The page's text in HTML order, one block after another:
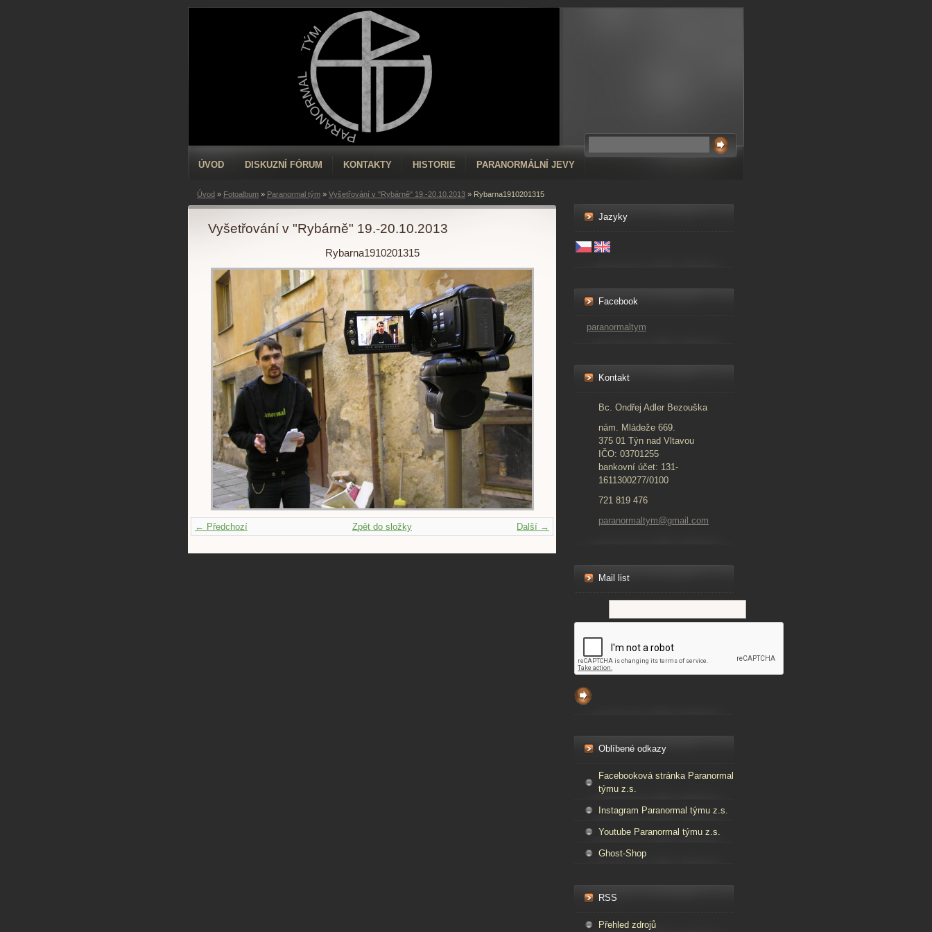
ÚVOD DISKUZNÍ FÓRUM KONTAKTY HISTORIE PARANORMÁLNÍ JEVY
Jazyky
Facebook
paranormaltym
Kontakt
Bc. Ondřej Adler Bezouška
nám. Mládeže 669.
375 01 Týn nad Vltavou
IČO: 03701255
bankovní účet: 131-
1611300277/0100
721 819 476
paranormaltym@gmail.com
Mail list
Oblíbené odkazy
Facebooková stránka Paranormal
týmu z.s.
Instagram Paranormal týmu z.s.
Youtube Paranormal týmu z.s.
Ghost-Shop
RSS
Přehled zdrojů
Úvod » Fotoalbum » Paranormal tým » Vyšetřování v "Rybárně" 19.-20.10.2013 » Rybarna1910201315
Vyšetřování v "Rybárně" 19.-20.10.2013
Rybarna1910201315
← Předchozí Další →
Zpět do složky